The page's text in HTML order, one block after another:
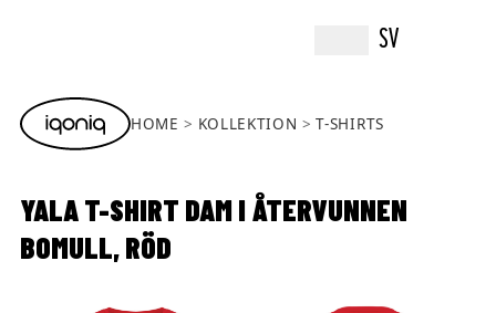
SV
HOME KOLLEKTION T-SHIRTS
YALA T-SHIRT DAM I ÅTERVUNNEN
BOMULL, RÖD